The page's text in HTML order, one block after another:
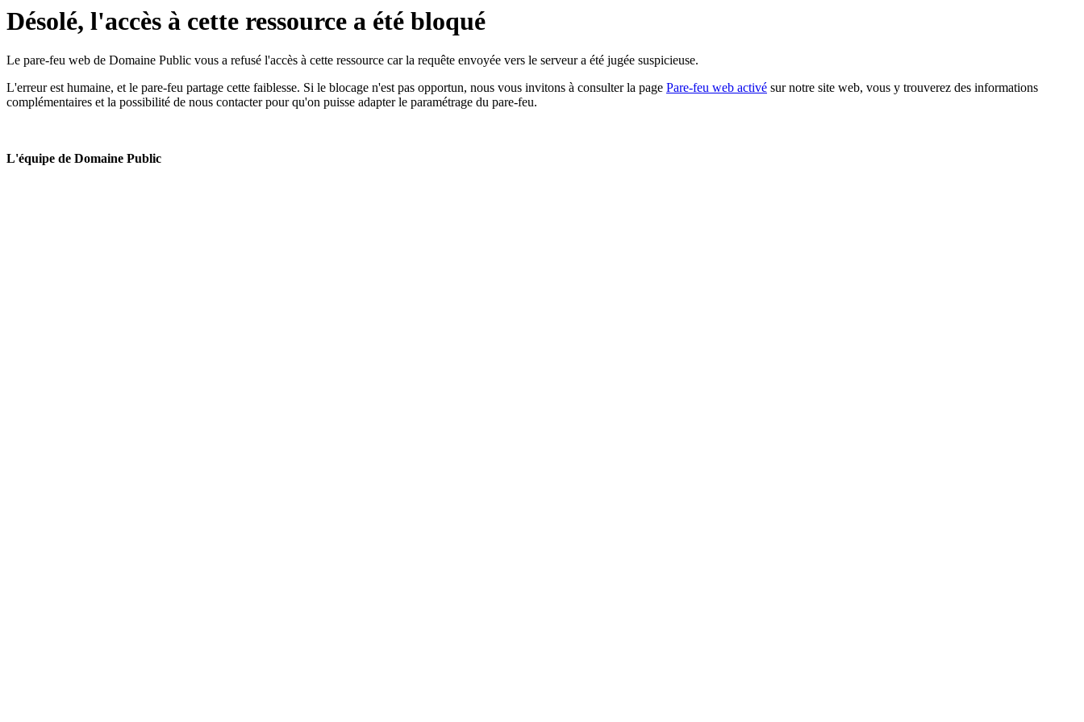
Désolé, l'accès à cette ressource a été bloqué
Le pare-feu web de Domaine Public vous a refusé l'accès à cette ressource car la requête envoyée vers le serveur a été jugée suspicieuse.
L'erreur est humaine, et le pare-feu partage cette faiblesse. Si le blocage n'est pas opportun, nous vous invitons à consulter la page Pare-feu web activé sur notre site web, vous y trouverez des informations
complémentaires et la possibilité de nous contacter pour qu'on puisse adapter le paramétrage du pare-feu.
L'équipe de Domaine Public